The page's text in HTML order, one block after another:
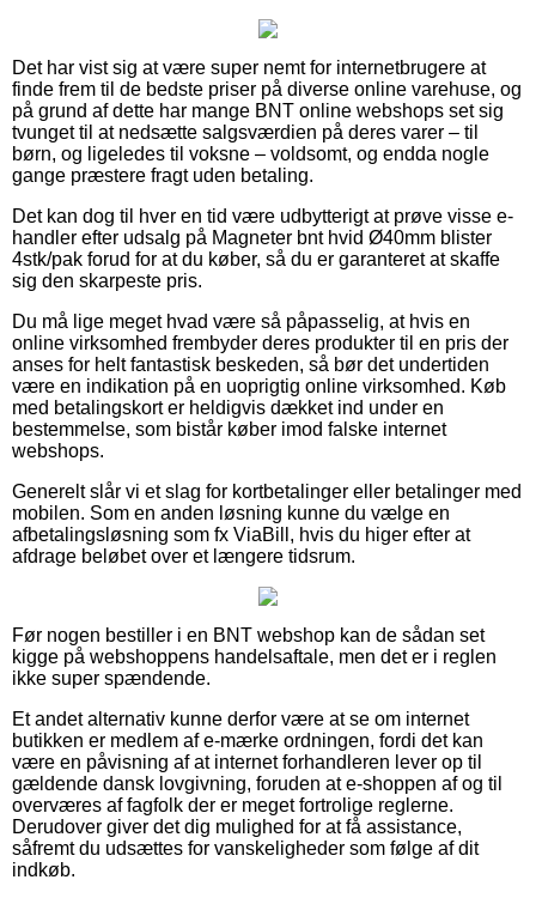
Det har vist sig at være super nemt for internetbrugere at
finde frem til de bedste priser på diverse online varehuse, og
på grund af dette har mange BNT online webshops set sig
tvunget til at nedsætte salgsværdien på deres varer – til
børn, og ligeledes til voksne – voldsomt, og endda nogle
gange præstere fragt uden betaling.
Det kan dog til hver en tid være udbytterigt at prøve visse e-
handler efter udsalg på Magneter bnt hvid Ø40mm blister
4stk/pak forud for at du køber, så du er garanteret at skaffe
sig den skarpeste pris.
Du må lige meget hvad være så påpasselig, at hvis en
online virksomhed frembyder deres produkter til en pris der
anses for helt fantastisk beskeden, så bør det undertiden
være en indikation på en uoprigtig online virksomhed. Køb
med betalingskort er heldigvis dækket ind under en
bestemmelse, som bistår køber imod falske internet
webshops.
Generelt slår vi et slag for kortbetalinger eller betalinger med
mobilen. Som en anden løsning kunne du vælge en
afbetalingsløsning som fx ViaBill, hvis du higer efter at
afdrage beløbet over et længere tidsrum.
Før nogen bestiller i en BNT webshop kan de sådan set
kigge på webshoppens handelsaftale, men det er i reglen
ikke super spændende.
Et andet alternativ kunne derfor være at se om internet
butikken er medlem af e-mærke ordningen, fordi det kan
være en påvisning af at internet forhandleren lever op til
gældende dansk lovgivning, foruden at e-shoppen af og til
overværes af fagfolk der er meget fortrolige reglerne.
Derudover giver det dig mulighed for at få assistance,
såfremt du udsættes for vanskeligheder som følge af dit
indkøb.